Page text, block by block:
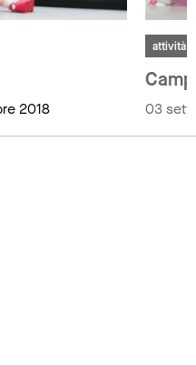
2018
attività
03